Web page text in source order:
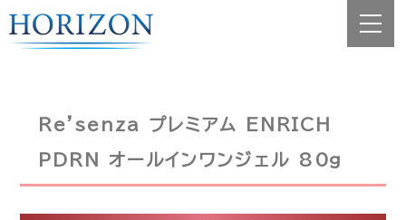
Re'senza プレミアム ENRICH
PDRN オールインワンジェル 80g